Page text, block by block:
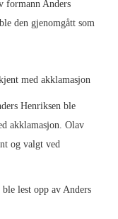
formann Anders
den gjenomgått som
med akklamasjon
Henriksen ble
akklamasjon. Olav
og valgt ved
lest opp av Anders